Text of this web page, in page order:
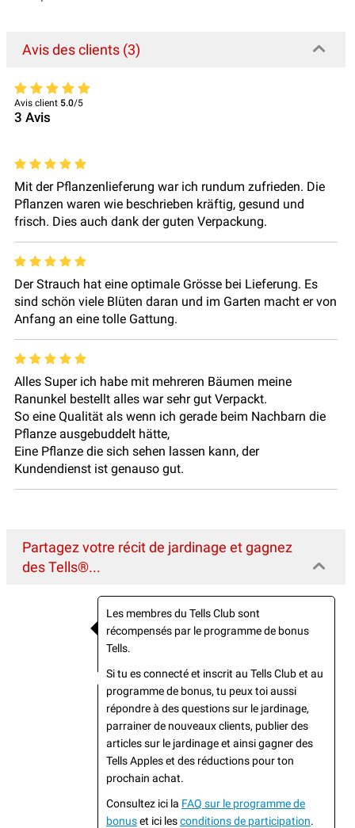
Avis des clients (3)
Avis client 5.0/5
3 Avis
Mit der Pflanzenlieferung war ich rundum zufrieden. Die
Pflanzen waren wie beschrieben kräftig, gesund und
frisch. Dies auch dank der guten Verpackung.
Der Strauch hat eine optimale Grösse bei Lieferung. Es
sind schön viele Blüten daran und im Garten macht er von
Anfang an eine tolle Gattung.
Alles Super ich habe mit mehreren Bäumen meine
Ranunkel bestellt alles war sehr gut Verpackt.
So eine Qualität als wenn ich gerade beim Nachbarn die
Pflanze ausgebuddelt hätte,
Eine Pflanze die sich sehen lassen kann, der
Kundendienst ist genauso gut.
Partagez votre récit de jardinage et gagnez
des Tells®...
Les membres du Tells Club sont
récompensés par le programme de bonus
Tells.
Si tu es connecté et inscrit au Tells Club et au
programme de bonus, tu peux toi aussi
répondre à des questions sur le jardinage,
parrainer de nouveaux clients, publier des
articles sur le jardinage et ainsi gagner des
Tells Apples et des réductions pour ton
prochain achat.
Consultez ici la FAQ sur le programme de
bonuset ici lesconditions de participation.